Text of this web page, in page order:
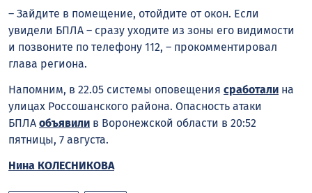
– Зайдите в помещение, отойдите от окон. Если
увидели БПЛА – сразу уходите из зоны его видимости
и позвоните по телефону 112, – прокомментировал
глава региона.
Напомним, в 22.05 системы оповещения сработали на
улицах Россошанского района. Опасность атаки
БПЛА объявили в Воронежской области в 20:52
пятницы, 7 августа.
Нина КОЛЕСНИКОВА